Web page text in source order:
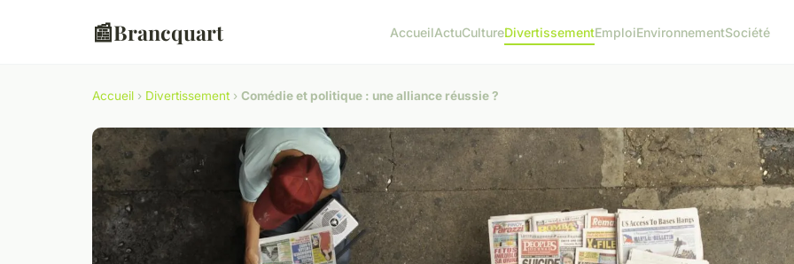
📰Brancquart AccueilActuCultureDivertissementEmploiEnvironnementSociété
Accueil › Divertissement › Comédie et politique : une alliance réussie ?